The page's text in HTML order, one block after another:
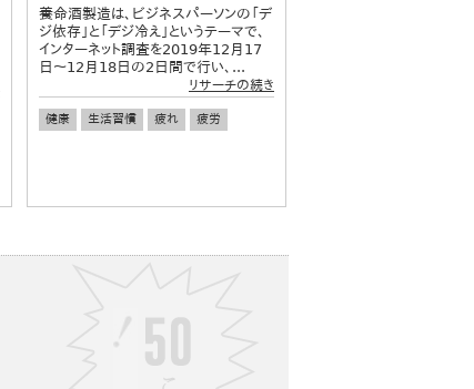
養命酒製造は、ビジネスパーソンの「デ
ジ依存」と「デジ冷え」というテーマで、
インターネット調査を2019年12月17
日～12月18日の2日間で行い、...
リサーチの続き
健康 生活習慣 疲れ 疲労